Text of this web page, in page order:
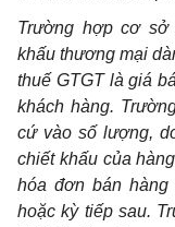
Trường hợp cơ sở
khấu thương mại
thuế GTGT là giá
khách hàng.
cứ vào số lượng,
chiết khấu của
hóa đơn bán
hoặc kỳ tiếp sau.